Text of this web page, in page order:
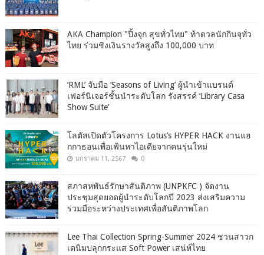
AKA Champion "ปิ้งจุก สุขทั่วไทย" ท้าดวลนักกินจุทั่ว
ไทย ร่วมชิงเงินรางวัลสูงถึง 100,000 บาท
‘RML’ จับมือ ‘Seasons of Living’ ผู้นำเข้าแบรนด์
เฟอร์นิเจอร์ชั้นนำระดับโลก รังสรรค์ ‘Library Casa
Show Suite’
โลตัสเปิดตัวโครงการ Lotus’s HYPER HACK งานแฮ
กกาธอนเพื่อเฟ้นหาไอเดียจากคนรุ่นใหม่
มกราคม 11, 2567 0
สภาสหพันธ์รักษาสันติภาพ (UNPKFC ) จัดงาน
ประชุมสุดยอดผู้นำระดับโลกปี 2023 ส่งเสริมความ
ร่วมมือระหว่างประเทศเพื่อสันติภาพโลก
Lee Thai Collection Spring-Summer 2024 ชวนสาวก
เดนิมปลุกกระแส Soft Power เสน่ห์ไทย